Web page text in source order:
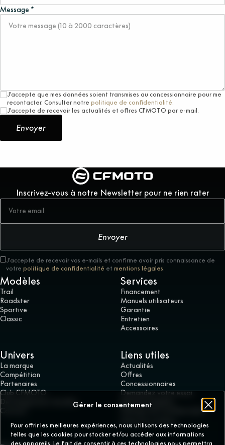
Gérer le consentement
Pour offrir les meilleures expériences, nous utilisons des technologies
telles que les cookies pour stocker et/ou accéder aux informations
des appareils. Le fait de consentir à ces technologies nous permettra
Message *
J'accepte que mes données soient transmises au concessionnaire pour me
recontacter. Consulter notre politique de confidentialité.
J'accepte de recevoir les actualités et offres CFMOTO par e-mail.
Envoyer
Inscrivez-vous à notre Newsletter pour ne rien rater
Envoyer
J'accepte de recevoir vos e-mails et confirme avoir pris connaissance de
votre politique de confidentialité et mentions légales.
Modèles
Trail
Roadster
Sportive
Classic
Services
Financement
Manuels utilisateurs
Garantie
Entretien
Accessoires
Univers
La marque
Compétition
Partenaires
Club CFMOTO
Développement durable
Contact
Liens utiles
Actualités
Offres
Concessionnaires
Demandez votre essai
Mentions légales
Politique de confidentialité
Gérer les cookies